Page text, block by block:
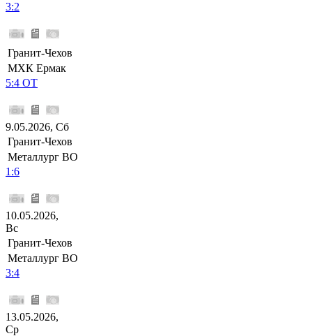
3:2
Гранит-Чехов
МХК Ермак
5:4 ОТ
9.05.2026, Сб
Гранит-Чехов
Металлург ВО
1:6
10.05.2026,
Вс
Гранит-Чехов
Металлург ВО
3:4
13.05.2026,
Ср